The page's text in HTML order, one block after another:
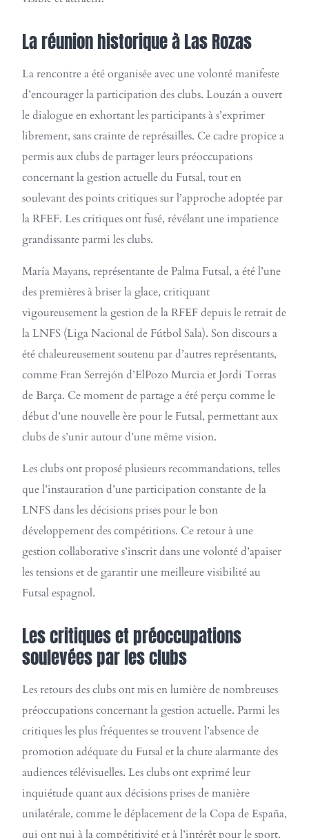
La réunion historique à Las Rozas
La rencontre a été organisée avec une volonté manifeste
d’encourager la participation des clubs. Louzán a ouvert
le dialogue en exhortant les participants à s’exprimer
librement, sans crainte de représailles. Ce cadre propice a
permis aux clubs de partager leurs préoccupations
concernant la gestion actuelle du Futsal, tout en
soulevant des points critiques sur l’approche adoptée par
la RFEF. Les critiques ont fusé, révélant une impatience
grandissante parmi les clubs.
María Mayans, représentante de Palma Futsal, a été l’une
des premières à briser la glace, critiquant
vigoureusement la gestion de la RFEF depuis le retrait de
la LNFS (Liga Nacional de Fútbol Sala). Son discours a
été chaleureusement soutenu par d’autres représentants,
comme Fran Serrejón d’ElPozo Murcia et Jordi Torras
de Barça. Ce moment de partage a été perçu comme le
début d’une nouvelle ère pour le Futsal, permettant aux
clubs de s’unir autour d’une même vision.
Les clubs ont proposé plusieurs recommandations, telles
que l’instauration d’une participation constante de la
LNFS dans les décisions prises pour le bon
développement des compétitions. Ce retour à une
gestion collaborative s’inscrit dans une volonté d’apaiser
les tensions et de garantir une meilleure visibilité au
Futsal espagnol.
Les critiques et préoccupations
soulevées par les clubs
Les retours des clubs ont mis en lumière de nombreuses
préoccupations concernant la gestion actuelle. Parmi les
critiques les plus fréquentes se trouvent l’absence de
promotion adéquate du Futsal et la chute alarmante des
audiences télévisuelles. Les clubs ont exprimé leur
inquiétude quant aux décisions prises de manière
unilatérale, comme le déplacement de la Copa de España,
qui ont nui à la compétitivité et à l’intérêt pour le sport.